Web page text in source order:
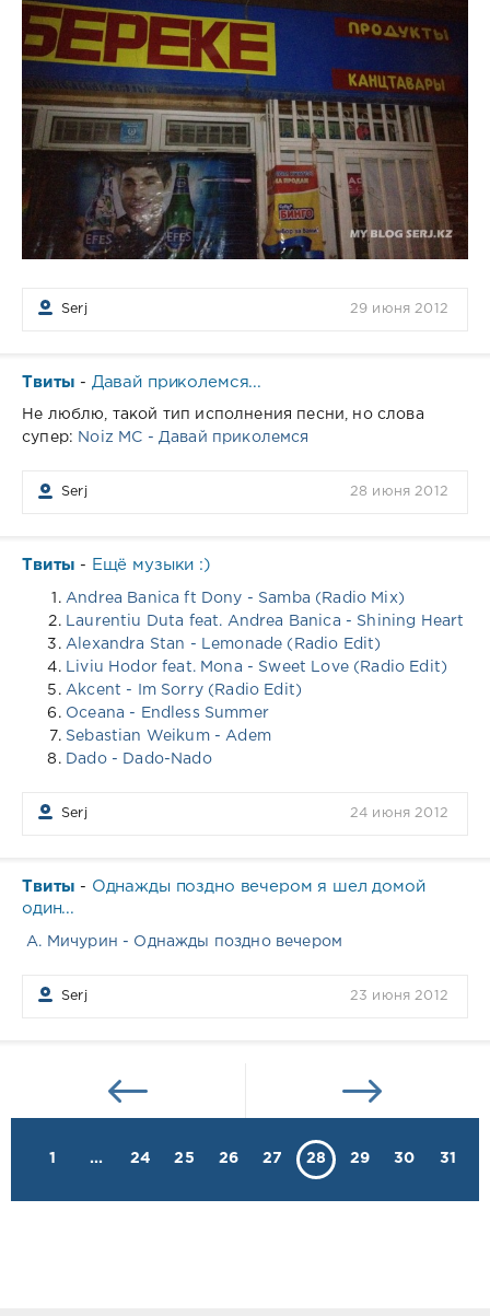
Serj 29 июня 2012
Твиты - Давай приколемся...
Не люблю, такой тип исполнения песни, но слова
супер:
Noiz MC - Давай приколемся
Serj 28 июня 2012
Твиты - Ещё музыки :)
Andrea Banica ft Dony - Samba (Radio Mix)
Laurentiu Duta feat. Andrea Banica - Shining Heart
Alexandra Stan - Lemonade (Radio Edit)
Liviu Hodor feat. Mona - Sweet Love (Radio Edit)
Akcent - Im Sorry (Radio Edit)
Oceana - Endless Summer
Sebastian Weikum - Adem
Dado - Dado-Nado
Serj 24 июня 2012
Твиты - Однажды поздно вечером я шел домой
один...
А. Мичурин - Однажды поздно вечером
Serj 23 июня 2012
1 ... 24 25 26 27 28 29 30 31